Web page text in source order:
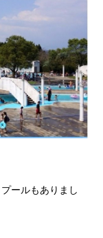
ールもありまし